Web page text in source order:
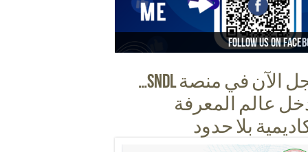
Follow us on
Follow us on
Follow us on
Follow us on
سجل الآن في منصة SNDL…
عالم المعرفة
بلا حدود